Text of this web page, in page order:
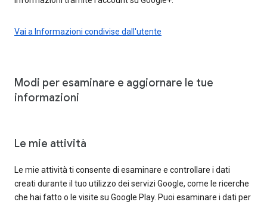
Vai a Informazioni condivise dall'utente
Modi per esaminare e aggiornare le tue
informazioni
Le mie attività
Le mie attività ti consente di esaminare e controllare i dati
creati durante il tuo utilizzo dei servizi Google, come le ricerche
che hai fatto o le visite su Google Play. Puoi esaminare i dati per